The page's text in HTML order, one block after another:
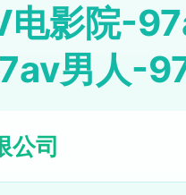
影院-
男人-
公司